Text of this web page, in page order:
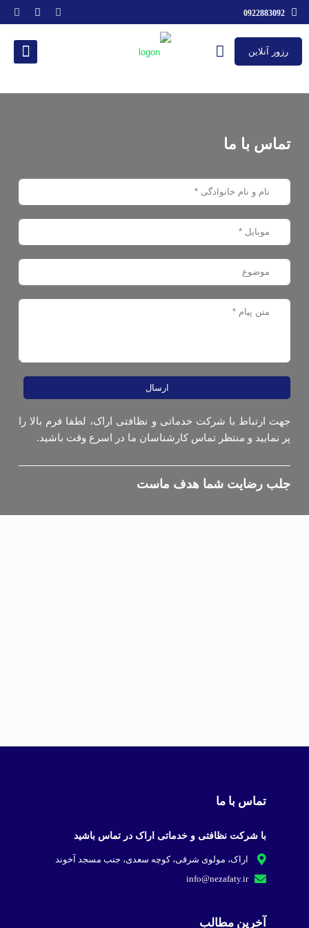
رزور آنلاین
تماس با ما
ارسال
جهت ارتباط با شرکت خدماتی و نظافتی اراک، لطفا فرم بالا را
پر نمایید و منتظر تماس کارشناسان ما در اسرع وقت باشید.
جلب رضایت شما هدف ماست
تماس با ما
با شرکت نظافتی و خدماتی اراک در تماس باشید
اراک، مولوی شرقی، کوچه سعدی، جنب مسجد آخوند
info@nezafaty.ir
آخرین مطالب